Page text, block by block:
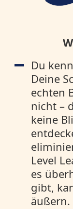
Du
Deine
echten
nicht –
keine
Level
es
gibt,
äußern.